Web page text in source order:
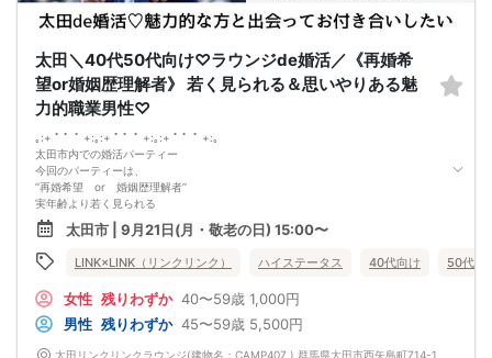
太田＼40代50代向け♡ラウンジde婚活／《再婚希
望or婚姻歴理解者》 若く見られる＆思いやりある魅
力的職業男性♡
｡:+ ﾟ ゜ﾟ +:｡:+ ﾟ ゜ﾟ +:｡:+ ﾟ ゜ﾟ +:｡
太田市内での婚活パーティー
今回のパーティーは、
‘‘再婚希望 or 婚姻歴理解者‘‘
実年齢より若く見られる
肌や髪の清潔感に気を使っていたりと
”自分磨きができる”内面も外見も素敵な方。
お互いの過去を受け入れあって幸せになりたい！
だからこそ守りたいこと♡
②隠し事やうそがない
③相手の話をきちんと聞く
全てひっくるめて、受け止めてくれる。
この先の人生の新たなパートナーに出逢いたい。
太田市 | 9月21日(月・敬老の日) 15:00〜
LINK×LINK（リンクリンク） ハイステータス 40代向け 50代向
女性 残りわずか 40〜59歳 1,000円
男性 残りわずか 45〜59歳 5,500円
太田リンクリンクラウンジ(建物名：CAMP407 ) 群馬県太田市西矢島町714-1